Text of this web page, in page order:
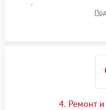
форматирования,
картриджа и оптопар
4. Ремонт